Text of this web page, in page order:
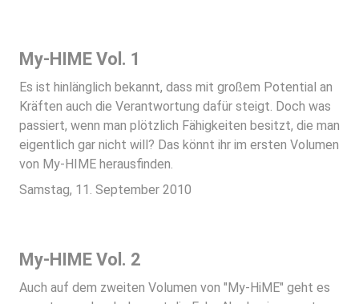
My-HIME Vol. 1
Es ist hinlänglich bekannt, dass mit großem Potential an
Kräften auch die Verantwortung dafür steigt. Doch was
passiert, wenn man plötzlich Fähigkeiten besitzt, die man
eigentlich gar nicht will? Das könnt ihr im ersten Volumen
von My-HIME herausfinden.
Samstag, 11. September 2010
My-HIME Vol. 2
Auch auf dem zweiten Volumen von "My-HiME" geht es